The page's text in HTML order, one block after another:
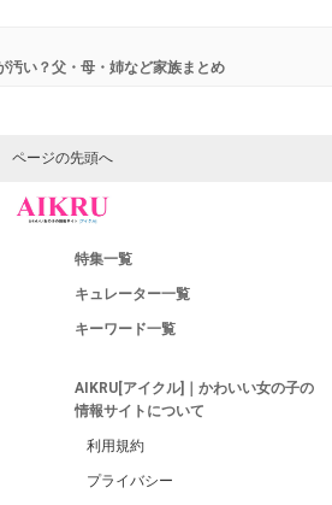
汚い？父・母・姉など家族まとめ
ページの先頭へ
特集一覧
キュレーター一覧
キーワード一覧
AIKRU[アイクル]｜かわいい女の子の
情報サイトについて
利用規約
プライバシー